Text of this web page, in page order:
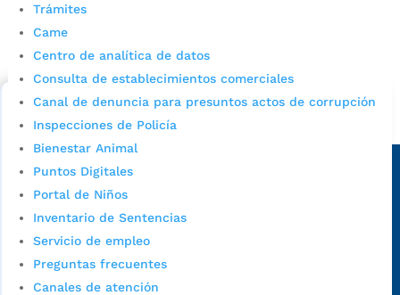
Trámites
Came
Centro de analítica de datos
Consulta de establecimientos comerciales
Canal de denuncia para presuntos actos de corrupción
Inspecciones de Policía
Bienestar Animal
Puntos Digitales
Portal de Niños
Inventario de Sentencias
Servicio de empleo
Preguntas frecuentes
Canales de atención
Cupos Escolares Bucaramanga 2022
Consulta aqui los pasos para inscribirse y solicitar un
cupo escolar en los colegios oficiales de
Bucaramanga.
Alcaldía de Bucaramanga
Sede principal